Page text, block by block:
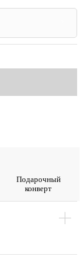
Подарочный
конверт